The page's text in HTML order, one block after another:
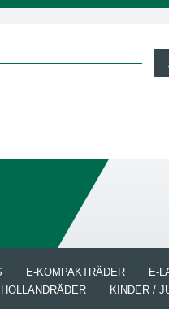
E-KOMPAKTRÄDER E-
HOLLANDRÄDER KINDER /